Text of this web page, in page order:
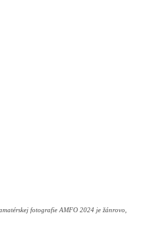
fotografie AMFO 2024 je žánrovo,